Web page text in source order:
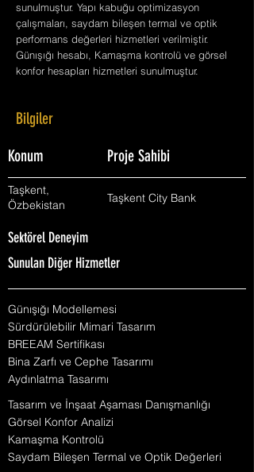
sunulmuştur. Yapı kabuğu optimizasyon
çalışmaları, saydam bileşen termal ve optik
performans değerleri hizmetleri verilmiştir.
Günışığı hesabı, Kamaşma kontrolü ve görsel
konfor hesapları hizmetleri sunulmuştur.
Bilgiler
Konum Proje Sahibi
Taşkent,
Özbekistan
Taşkent City Bank
Sektörel Deneyim
Sunulan Diğer Hizmetler
Günışığı Modellemesi
Sürdürülebilir Mimari Tasarım
BREEAM Sertifikası
Bina Zarfı ve Cephe Tasarımı
Aydınlatma Tasarımı
Tasarım ve İnşaat Aşaması Danışmanlığı
Görsel Konfor Analizi
Kamaşma Kontrolü
Saydam Bileşen Termal ve Optik Değerleri